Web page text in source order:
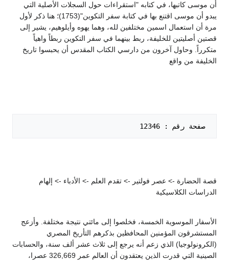
أن موسى كاتبها، في كتابه "استقراءات حول السجلات الأصلية التي
يبدو أن موسى اقتنع بها في كتابة سفر التكوين"(1753)؛ هنا ذكر لأول
مرة أن استعمال اسمين مختلفين لله، وهما يهوه وأيلوهيم، يشير إلى
قصتين أصليتين للخليفة، ربط بينهما في سفر التكوين ربطاً واهياً
متكرراً. وحاول آخرون من دارسي الكتاب المقدس أن يحبسوا تاريخ
الخليفة من واقع
صفحة رقم : 12346
قصة الحضارة -> عصر فولتير -> تقدم العلم -> الأدباء -> إلهام
الدراسات الكلاسيكية
الأسفار الموسوية الخمسة، فخلصوا إلى مائتي نتيجة مختلفة. وأزعج
المستشرقون المؤمنين المحافظين بذكرهم التأريخ المصري
(الكرونولوجيا) الذي زعم أنه يرجع إلى ثلاث عشر ألف سنة، والحسابات
الصينية التي قدرت الذين يعتقدون أن العالم عمر 326,669 عصرا،